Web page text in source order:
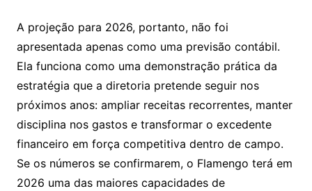
A projeção para 2026, portanto, não foi
apresentada apenas como uma previsão contábil.
Ela funciona como uma demonstração prática da
estratégia que a diretoria pretende seguir nos
próximos anos: ampliar receitas recorrentes, manter
disciplina nos gastos e transformar o excedente
financeiro em força competitiva dentro de campo.
Se os números se confirmarem, o Flamengo terá em
2026 uma das maiores capacidades de